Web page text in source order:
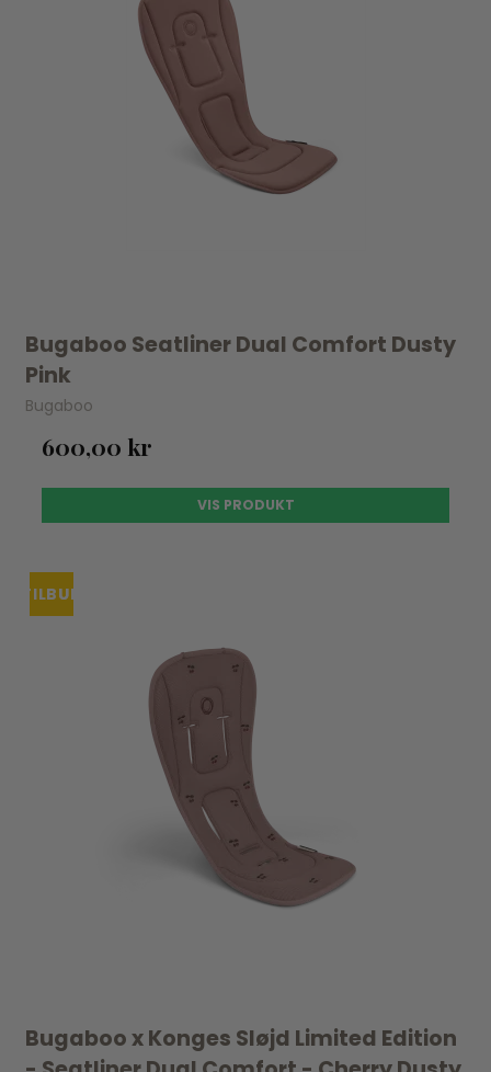
Bugaboo Seatliner Dual Comfort Dusty
Pink
Bugaboo
600,00 kr
VIS PRODUKT
TILBUDUDSOLGT
Bugaboo x Konges Sløjd Limited Edition